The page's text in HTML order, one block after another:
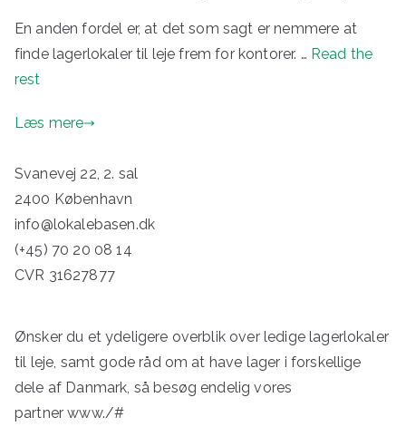
En anden fordel er, at det som sagt er nemmere at
finde lagerlokaler til leje frem for kontorer. … Read the
rest
Læs mere
Svanevej 22, 2. sal
2400 København
info@lokalebasen.dk
(+45) 70 20 08 14
CVR 31627877
Ønsker du et ydeligere overblik over ledige lagerlokaler
til leje, samt gode råd om at have lager i forskellige
dele af Danmark, så besøg endelig vores
partnerwww./#